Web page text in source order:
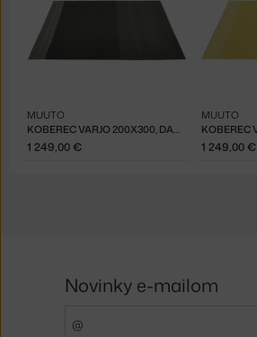
KOBEREC VARJO 200X300, DARK GREEN
MUUTO
1 249,00 €
MUUTO
1 249,00 €
Novinky e-mailom